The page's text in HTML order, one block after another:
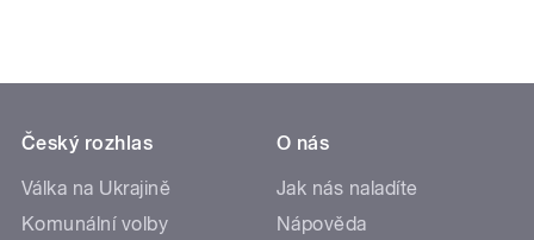
Český rozhlas
Válka na Ukrajině
Komunální volby
O nás
Jak nás naladíte
Nápověda